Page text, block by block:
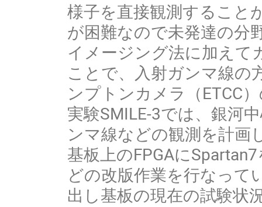
様子を直接観測すること
が困難なので未発達の分
イメージング法に加えて
ことで、入射ガンマ線の
ンプトンカメラ（ETCC
実験SMILE-3では、銀河
ンマ線などの観測を計画
基板上のFPGAに
どの改版作業を行なって
出し基板の現在の試験状